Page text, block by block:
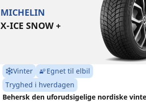
MICHELIN
X-ICE SNOW +
Vinter
Egnet til elbil
Tryghed i hverdagen
Behersk den uforudsigelige nordiske